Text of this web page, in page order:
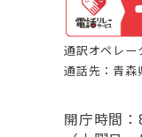
通訳オペレー
通話先：青
開庁時間